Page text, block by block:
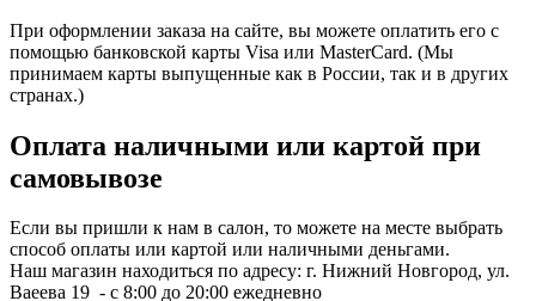
При оформлении заказа на сайте, вы можете оплатить его с
помощью банковской карты Visa или MasterCard. (Мы
принимаем карты выпущенные как в России, так и в других
странах.)
Оплата наличными или картой при
самовывозе
Если вы пришли к нам в салон, то можете на месте выбрать
способ оплаты или картой или наличными деньгами.
Наш магазин находиться по адресу: г. Нижний Новгород, ул.
Ваеева 19 - с 8:00 до 20:00 ежедневно